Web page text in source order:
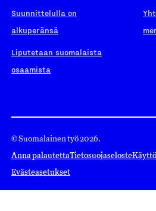
Suunnittelulla on
alkuperänsä
Liputetaan suomalaista
osaamista
© Suomalainen työ 2026.
Anna palautettaTietosuojaseloste
Evästeasetukset